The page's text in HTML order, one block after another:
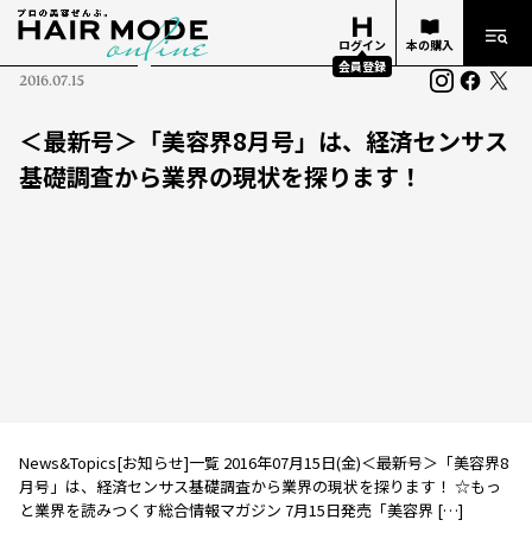
ログイン
会員登録
本の購入
2016.07.15
＜最新号＞「美容界8月号」は、経済センサス
基礎調査から業界の現状を探ります！
News&Topics[お知らせ]一覧 2016年07月15日(金)＜最新号＞「美容界8
月号」は、経済センサス基礎調査から業界の現状を探ります！ ☆もっ
と業界を読みつくす総合情報マガジン 7月15日発売「美容界 […]